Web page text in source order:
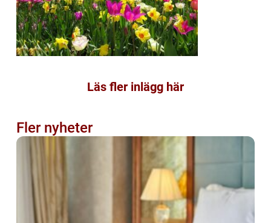
Läs fler inlägg här
Fler nyheter